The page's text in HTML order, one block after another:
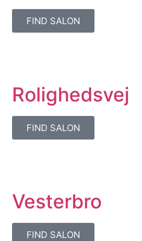
FIND SALON
Rolighedsvej
FIND SALON
Vesterbro
FIND SALON